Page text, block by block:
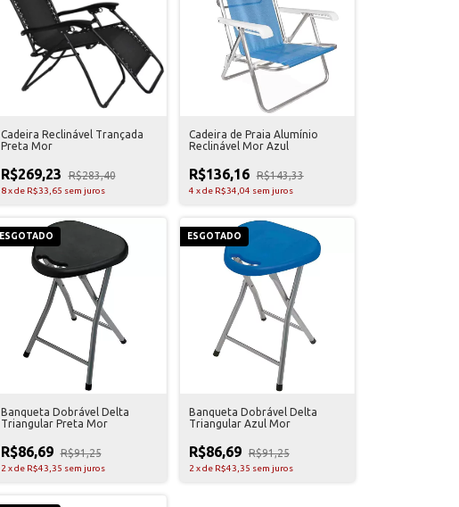
Cadeira Reclinável Trançada
Preta Mor
R$269,23 R$283,40
8 xde R$33,65 sem juros
Cadeira de Praia Alumínio
Reclinável Mor Azul
R$136,16 R$143,33
4 xde R$34,04 sem juros
ESGOTADO
Banqueta Dobrável Delta
Triangular Preta Mor
R$86,69 R$91,25
2 xde R$43,35 sem juros
ESGOTADO
Banqueta Dobrável Delta
Triangular Azul Mor
R$86,69 R$91,25
2 xde R$43,35 sem juros